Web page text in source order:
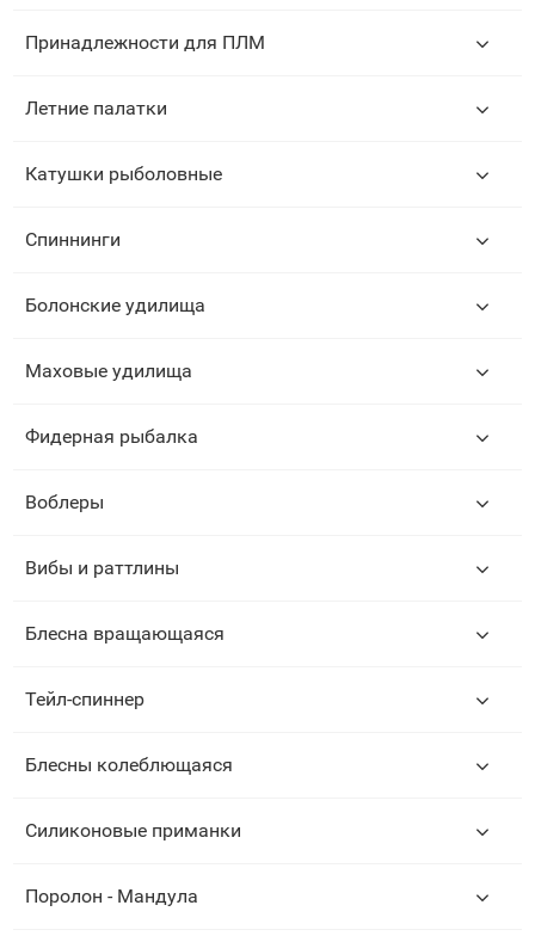
Принадлежности для ПЛМ
Летние палатки
Катушки рыболовные
Спиннинги
Болонские удилища
Маховые удилища
Фидерная рыбалка
Воблеры
Вибы и раттлины
Блесна вращающаяся
Тейл-спиннер
Блесны колеблющаяся
Силиконовые приманки
Поролон - Мандула